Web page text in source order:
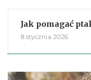
Jak pomagać
8 stycznia 2026